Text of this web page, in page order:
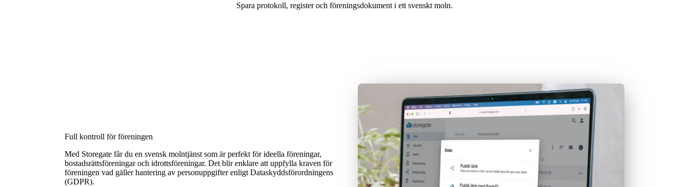
Spara protokoll, register och föreningsdokument i ett svenskt moln.
Full kontroll för föreningen
Med Storegate får du en svensk molntjänst som är perfekt för ideella föreningar,
bostadsrättsföreningar och idrottsföreningar. Det blir enklare att uppfylla kraven för
föreningen vad gäller hantering av personuppgifter enligt Dataskyddsförordningens
(GDPR).